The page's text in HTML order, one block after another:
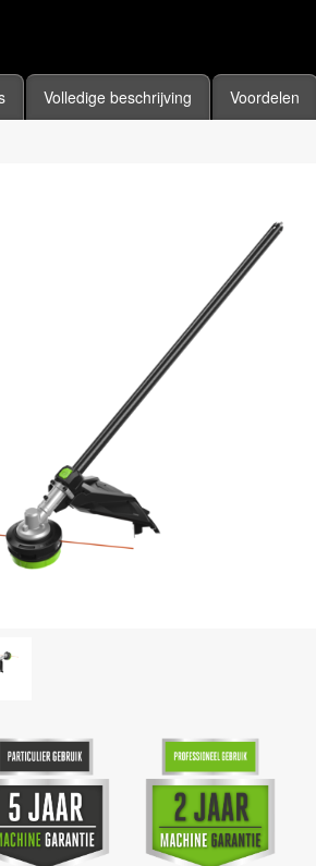
Volledige beschrijving Voordelen